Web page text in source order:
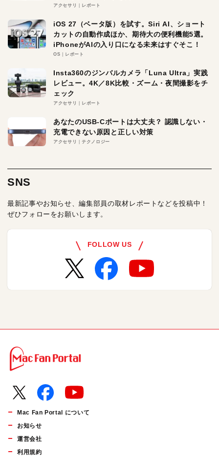
アクセサリ レポート
iOS 27（ベータ版）を試す。Siri AI、ショート
カットの自動作成ほか、期待大の便利機能5選。
iPhoneがAIの入り口になる未来はすぐそこ！
OS レポート
Insta360のジンバルカメラ「Luna Ultra」実践
レビュー。4K／8K比較・ズーム・夜間撮影をチ
ェック
アクセサリ レポート
あなたのUSB-Cポートは大丈夫？ 認識しない・
充電できない原因と正しい対策
アクセサリ テクノロジー
SNS
最新記事やお知らせ、編集部員の取材レポートなどを投稿中！
ぜひフォローをお願いします。
FOLLOW US
Mac Fan Portal について
お知らせ
運営会社
利用規約